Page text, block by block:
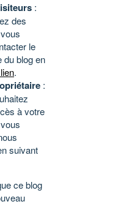
:
des
le
du blog en
.
:
à votre
suivant
ce blog